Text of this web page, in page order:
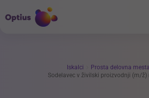
Iskalci
Prosta delovna mesta
Sodelavec v živilski proizvodnji (m/ž)